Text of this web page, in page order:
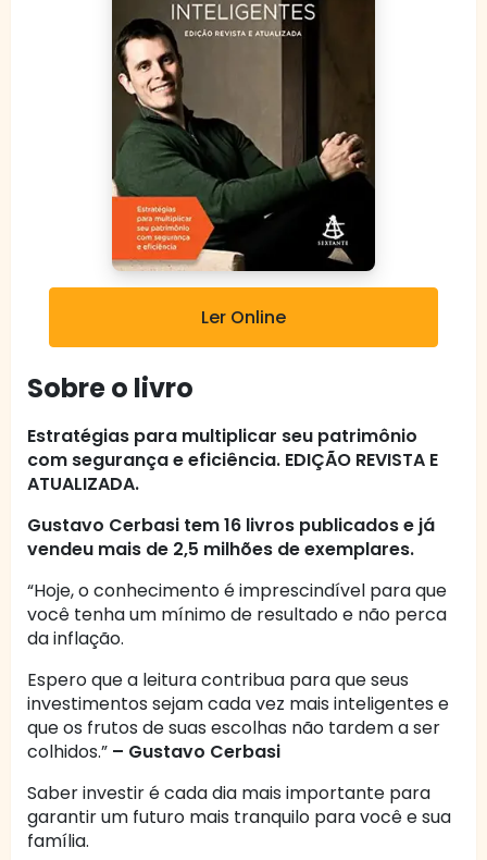
Ler Online
Sobre o livro
Estratégias para multiplicar seu patrimônio
com segurança e eficiência. EDIÇÃO REVISTA E
ATUALIZADA.
Gustavo Cerbasi tem 16 livros publicados e já
vendeu mais de 2,5 milhões de exemplares.
“Hoje, o conhecimento é imprescindível para que
você tenha um mínimo de resultado e não perca
da inflação.
Espero que a leitura contribua para que seus
investimentos sejam cada vez mais inteligentes e
que os frutos de suas escolhas não tardem a ser
colhidos.” – Gustavo Cerbasi
Saber investir é cada dia mais importante para
garantir um futuro mais tranquilo para você e sua
família.